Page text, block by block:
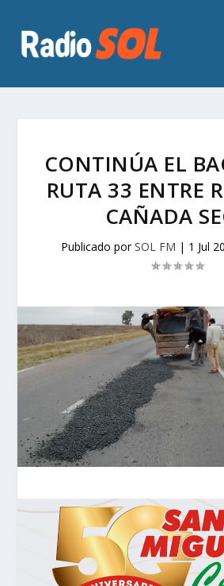
CONTINÚA EL
RUTA 33 ENTRE
CAÑADA
Publicado porSOL FM | 1 Jul